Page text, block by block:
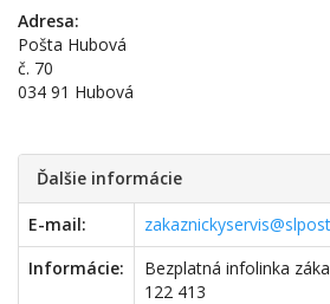
Adresa:
Pošta Hubová
č. 70
034 91 Hubová
Ďalšie informácie
E-mail:
Informácie:
Bezplatná infolinka
122 413